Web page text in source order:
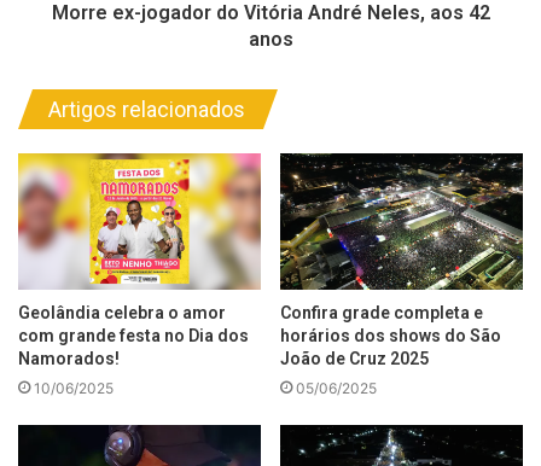
Morre ex-jogador do Vitória André Neles, aos 42
anos
Artigos relacionados
Geolândia celebra o amor
com grande festa no Dia dos
Namorados!
10/06/2025
Confira grade completa e
horários dos shows do São
João de Cruz 2025
05/06/2025